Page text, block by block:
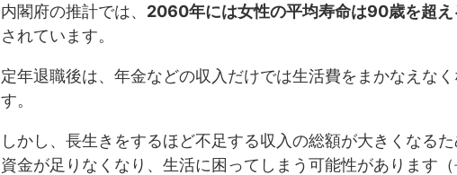
内閣府の推計では、 2060年には女性の平均寿命は90歳を超え
されています。
定年退職後は、年金などの収入だけでは生活費をまかなえなく
す。
しかし、長生きをするほど不足する収入の総額が大きくなる
資金が足りなくなり、生活に困ってしまう可能性があります（